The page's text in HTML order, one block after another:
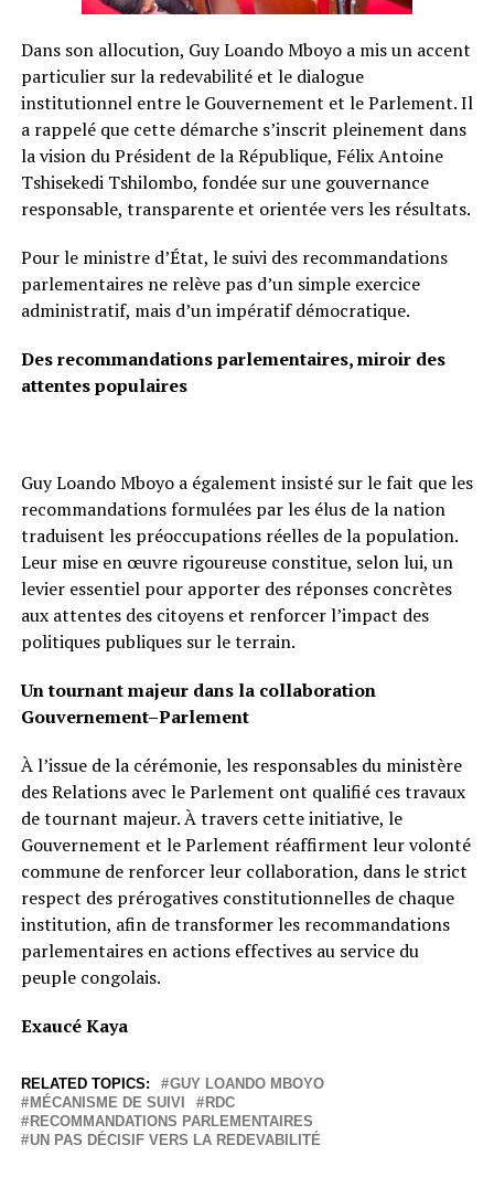
Dans son allocution, Guy Loando Mboyo a mis un accent
particulier sur la redevabilité et le dialogue
institutionnel entre le Gouvernement et le Parlement. Il
a rappelé que cette démarche s’inscrit pleinement dans
la vision du Président de la République, Félix Antoine
Tshisekedi Tshilombo, fondée sur une gouvernance
responsable, transparente et orientée vers les résultats.
Pour le ministre d’État, le suivi des recommandations
parlementaires ne relève pas d’un simple exercice
administratif, mais d’un impératif démocratique.
Des recommandations parlementaires, miroir des
attentes populaires
Guy Loando Mboyo a également insisté sur le fait que les
recommandations formulées par les élus de la nation
traduisent les préoccupations réelles de la population.
Leur mise en œuvre rigoureuse constitue, selon lui, un
levier essentiel pour apporter des réponses concrètes
aux attentes des citoyens et renforcer l’impact des
politiques publiques sur le terrain.
Un tournant majeur dans la collaboration
Gouvernement–Parlement
À l’issue de la cérémonie, les responsables du ministère
des Relations avec le Parlement ont qualifié ces travaux
de tournant majeur. À travers cette initiative, le
Gouvernement et le Parlement réaffirment leur volonté
commune de renforcer leur collaboration, dans le strict
respect des prérogatives constitutionnelles de chaque
institution, afin de transformer les recommandations
parlementaires en actions effectives au service du
peuple congolais.
Exaucé Kaya
RELATED TOPICS:
GUY LOANDO MBOYO
MÉCANISME DE SUIVI
RDC
RECOMMANDATIONS PARLEMENTAIRES
UN PAS DÉCISIF VERS LA REDEVABILITÉ